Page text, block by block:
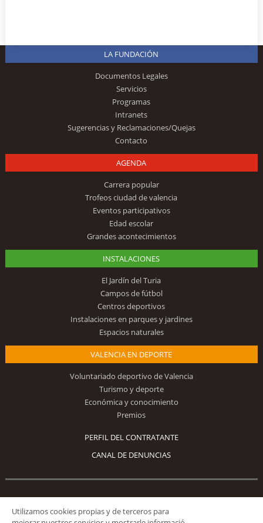
LA FUNDACIÓN
Documentos Legales
Servicios
Programas
Intranets
Sugerencias y Reclamaciones/Quejas
Contacto
AGENDA
Carrera popular
Trofeos ciudad de valencia
Eventos participativos
Edad escolar
Grandes acontecimientos
INSTALACIONES
El Jardín del Turia
Campos de fútbol
Centros deportivos
Instalaciones en parques y jardines
Espacios naturales
VALENCIA EN DEPORTE
Voluntariado deportivo de Valencia
Turismo y deporte
Económica y conocimiento
Premios
PERFIL DEL CONTRATANTE
CANAL DE DENUNCIAS
Síguenos
Utilizamos cookies propias y de terceros para